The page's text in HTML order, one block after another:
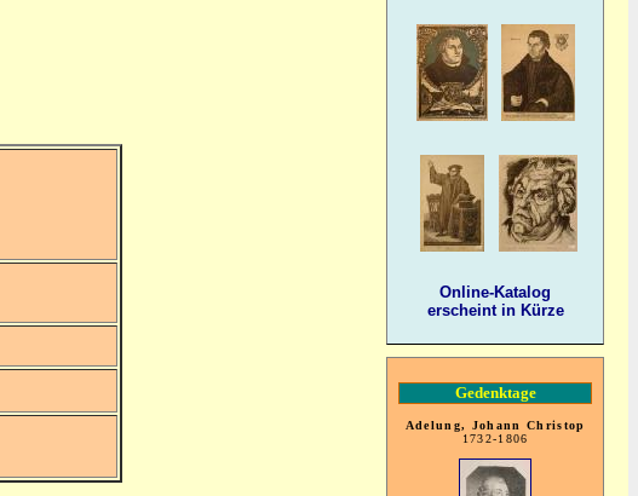
Online-Katalog
erscheint in Kürze
Gedenktage
Adelung, Johann Christop
1732-1806